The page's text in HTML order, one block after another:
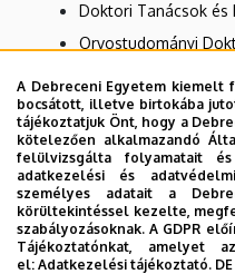
Doktori Tanácsok és
Orvostudományi
Orvostudományi
Dolgozói
telefonkönyvében|
DE telefonkönyvében
A Debreceni Egyetem kiemelt
bocsátott, illetve birtokába
tájékoztatjuk Önt, hogy a
kötelezően alkalmazandó
felülvizsgálta folyamatait
adatkezelési és
személyes adatait a
körültekintéssel kezelte,
szabályozásoknak. A GDPR
Tájékoztatónkat, amelyet
el: Adatkezelési tájékoztató.